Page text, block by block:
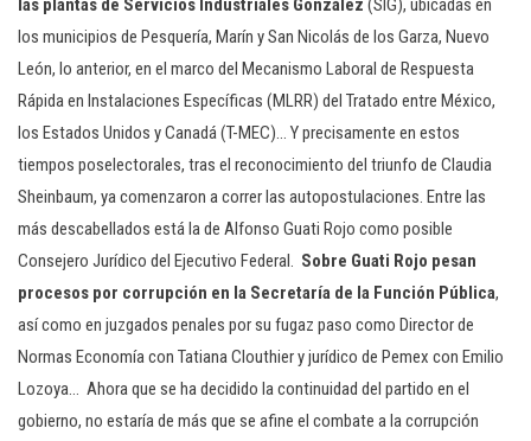
las plantas de Servicios Industriales González (SIG), ubicadas en
los municipios de Pesquería, Marín y San Nicolás de los Garza, Nuevo
León, lo anterior, en el marco del Mecanismo Laboral de Respuesta
Rápida en Instalaciones Específicas (MLRR) del Tratado entre México,
los Estados Unidos y Canadá (T-MEC)… Y precisamente en estos
tiempos poselectorales, tras el reconocimiento del triunfo de Claudia
Sheinbaum, ya comenzaron a correr las autopostulaciones. Entre las
más descabellados está la de Alfonso Guati Rojo como posible
Consejero Jurídico del Ejecutivo Federal. Sobre Guati Rojo pesan
procesos por corrupción en la Secretaría de la Función Pública,
así como en juzgados penales por su fugaz paso como Director de
Normas Economía con Tatiana Clouthier y jurídico de Pemex con Emilio
Lozoya… Ahora que se ha decidido la continuidad del partido en el
gobierno, no estaría de más que se afine el combate a la corrupción